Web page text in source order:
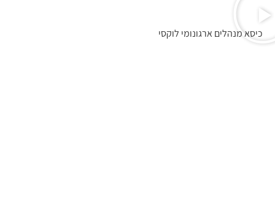
כיסא מנהלים ארגונומי לוקסי